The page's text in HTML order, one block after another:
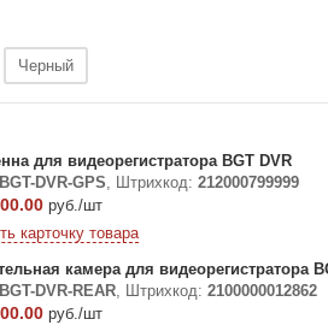
Черный
для видеорегистратора BGT DVR
BGT-DVR-GPS, Штрихкод: 212000799999
руб./шт
карточку товара
камера для видеорегистратора
BGT-DVR-REAR, Штрихкод: 2100000012862
руб./шт